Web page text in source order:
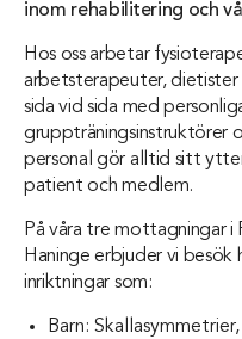
inom rehabilitering och
Hos oss arbetar
arbetsterapeuter,
sida vid sida med
gruppträningsinstruktörer
personal gör alltid sitt
patient och medlem.
På våra tre mottagningar i
Haninge erbjuder vi
inriktningar som:
Barn: